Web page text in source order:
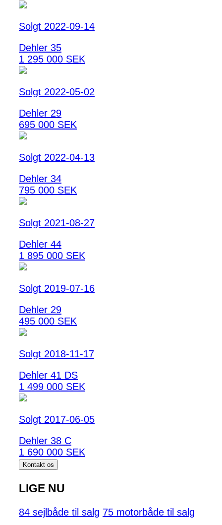
Solgt 2022-09-14
Dehler 35
1 295 000 SEK
Solgt 2022-05-02
Dehler 29
695 000 SEK
Solgt 2022-04-13
Dehler 34
795 000 SEK
Solgt 2021-08-27
Dehler 44
1 895 000 SEK
Solgt 2019-07-16
Dehler 29
495 000 SEK
Solgt 2018-11-17
Dehler 41 DS
1 499 000 SEK
Solgt 2017-06-05
Dehler 38 C
1 690 000 SEK
Kontakt os
LIGE NU
84 sejlbåde til salg 75 motorbåde til salg